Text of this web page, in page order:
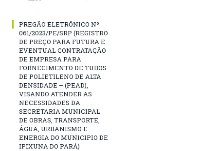
PREGÃO ELETRÔNICO Nº
061/2023/PE/SRP (REGISTRO
DE PREÇO PARA FUTURA E
EVENTUAL CONTRATAÇÃO
DE EMPRESA PARA
FORNECIMENTO DE TUBOS
DE POLIETILENO DE ALTA
DENSIDADE – (PEAD),
VISANDO ATENDER AS
NECESSIDADES DA
SECRETARIA MUNICIPAL
DE OBRAS, TRANSPORTE,
ÁGUA, URBANISMO E
ENERGIA DO MUNICIPIO DE
IPIXUNA DO PARÁ)